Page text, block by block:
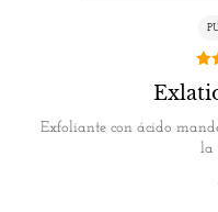
Exfoliante con ácido
la